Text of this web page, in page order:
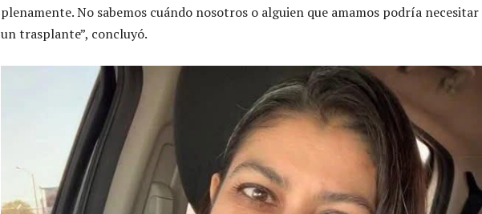
plenamente. No sabemos cuándo nosotros o alguien que amamos podría necesitar
un trasplante”, concluyó.